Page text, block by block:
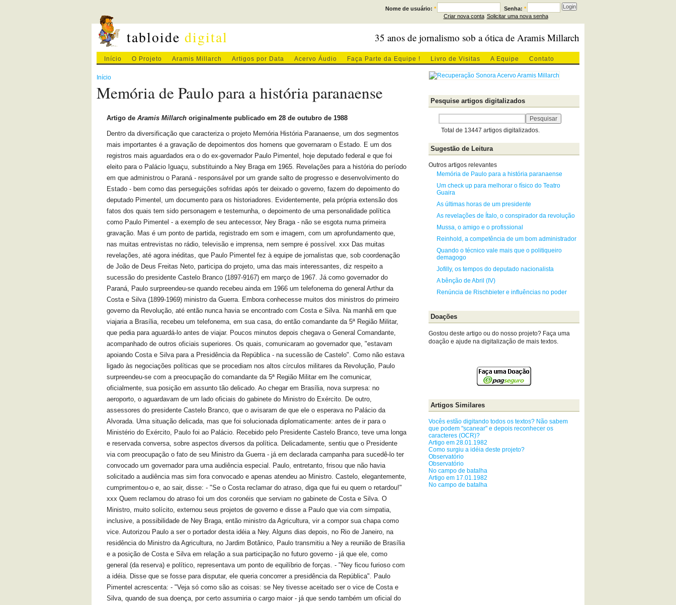
Nome de usuário: * Senha: *
Criar nova conta Solicitar uma nova senha
tabloide digital 35 anos de jornalismo sob a ótica de Aramis Millarch
Início O Projeto Aramis Millarch Artigos por Data Acervo Áudio Faça Parte da Equipe ! Livro de Visitas A Equipe Contato
Pesquise artigos digitalizados
Total de 13447 artigos digitalizados.
Sugestão de Leitura
Outros artigos relevantes
Memória de Paulo para a história paranaense
Um check up para melhorar o físico do Teatro
Guaira
As últimas horas de um presidente
As revelações de Ítalo, o conspirador da revolução
Mussa, o amigo e o profissional
Reinhold, a competência de um bom administrador
Quando o técnico vale mais que o politiqueiro
demagogo
Jofilly, os tempos do deputado nacionalista
A bênção de Abril (IV)
Renúncia de Rischbieter e influências no poder
Doações
Gostou deste artigo ou do nosso projeto? Faça uma
doação e ajude na digitalização de mais textos.
Artigos Similares
Vocês estão digitando todos os textos? Não sabem
que podem "scanear" e depois reconhecer os
caracteres (OCR)?
Artigo em 28.01.1982
Como surgiu a idéia deste projeto?
Observatório
Observatório
No campo de batalha
Artigo em 17.01.1982
No campo de batalha
Início
Memória de Paulo para a história paranaense
Artigo de Aramis Millarchoriginalmente publicado em 28 de outubro de 1988
Dentro da diversificação que caracteriza o projeto Memória História Paranaense, um dos segmentos
mais importantes é a gravação de depoimentos dos homens que governaram o Estado. E um dos
registros mais aguardados era o do ex-governador Paulo Pimentel, hoje deputado federal e que foi
eleito para o Palácio Iguaçu, substituindo a Ney Braga em 1965. Revelações para a história do período
em que administrou o Paraná - responsável por um grande salto de progresso e desenvolvimento do
Estado - bem como das perseguições sofridas após ter deixado o governo, fazem do depoimento do
deputado Pimentel, um documento para os historiadores. Evidentemente, pela própria extensão dos
fatos dos quais tem sido personagem e testemunha, o depoimento de uma personalidade política
como Paulo Pimentel - a exemplo de seu antecessor, Ney Braga - não se esgota numa primeira
gravação. Mas é um ponto de partida, registrado em som e imagem, com um aprofundamento que,
nas muitas entrevistas no rádio, televisão e imprensa, nem sempre é possível. xxx Das muitas
revelações, até agora inéditas, que Paulo Pimentel fez à equipe de jornalistas que, sob coordenação
de João de Deus Freitas Neto, participa do projeto, uma das mais interessantes, diz respeito a
sucessão do presidente Castelo Branco (1897-9167) em março de 1967. Já como governador do
Paraná, Paulo surpreendeu-se quando recebeu ainda em 1966 um telefonema do general Arthur da
Costa e Silva (1899-1969) ministro da Guerra. Embora conhecesse muitos dos ministros do primeiro
governo da Revolução, até então nunca havia se encontrado com Costa e Silva. Na manhã em que
viajaria a Brasília, recebeu um telefonema, em sua casa, do então comandante da 5ª Região Militar,
que pedia para aguardá-lo antes de viajar. Poucos minutos depois chegava o General Comandante,
acompanhado de outros oficiais superiores. Os quais, comunicaram ao governador que, "estavam
apoiando Costa e Silva para a Presidência da República - na sucessão de Castelo". Como não estava
ligado às negociações políticas que se procediam nos altos círculos militares da Revolução, Paulo
surpreendeu-se com a preocupação do comandante da 5ª Região Militar em lhe comunicar,
oficialmente, sua posição em assunto tão delicado. Ao chegar em Brasília, nova surpresa: no
aeroporto, o aguardavam de um lado oficiais do gabinete do Ministro do Exército. De outro,
assessores do presidente Castelo Branco, que o avisaram de que ele o esperava no Palácio da
Alvorada. Uma situação delicada, mas que foi solucionada diplomaticamente: antes de ir para o
Ministério do Exército, Paulo foi ao Palácio. Recebido pelo Presidente Castelo Branco, teve uma longa
e reservada conversa, sobre aspectos diversos da política. Delicadamente, sentiu que o Presidente
via com preocupação o fato de seu Ministro da Guerra - já em declarada campanha para sucedê-lo ter
convocado um governador para uma audiência especial. Paulo, entretanto, frisou que não havia
solicitado a audiência mas sim fora convocado e apenas atendeu ao Ministro. Castelo, elegantemente,
cumprimentou-o e, ao sair, disse: - "Se o Costa reclamar do atraso, diga que fui eu quem o retardou!"
xxx Quem reclamou do atraso foi um dos coronéis que serviam no gabinete de Costa e Silva. O
Ministro, muito solícito, externou seus projetos de governo e disse a Paulo que via com simpatia,
inclusive, a possibilidade de Ney Braga, então ministro da Agricultura, vir a compor sua chapa como
vice. Autorizou Paulo a ser o portador desta idéia a Ney. Alguns dias depois, no Rio de Janeiro, na
residência do Ministro da Agricultura, no Jardim Botânico, Paulo transmitiu a Ney a reunião de Brasília
e a posição de Costa e Silva em relação a sua participação no futuro governo - já que ele, como
general (da reserva) e político, representava um ponto de equilíbrio de forças. - "Ney ficou furioso com
a idéia. Disse que se fosse para disputar, ele queria concorrer a presidência da República". Paulo
Pimentel acrescenta: - "Veja só como são as coisas: se Ney tivesse aceitado ser o vice de Costa e
Silva, quando de sua doença, por certo assumiria o cargo maior - já que sendo também um oficial do